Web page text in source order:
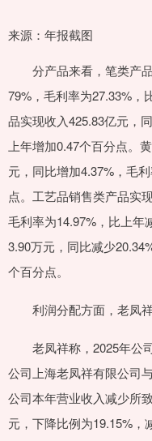
来源：年报截图
分产品来看，笔类产品
79%，毛利率为27.33%，
品实现收入425.83亿元，
上年增加0.47个百分点。
元，同比增加4.37%，毛
点。工艺品销售类产品实
毛利率为14.97%，比上年
3.90万元，同比减少
个百分点。
利润分配方面，老凤祥
老凤祥称，2025年公
公司上海老凤祥有限公司
公司本年营业收入减少所
元，下降比例为19.15%